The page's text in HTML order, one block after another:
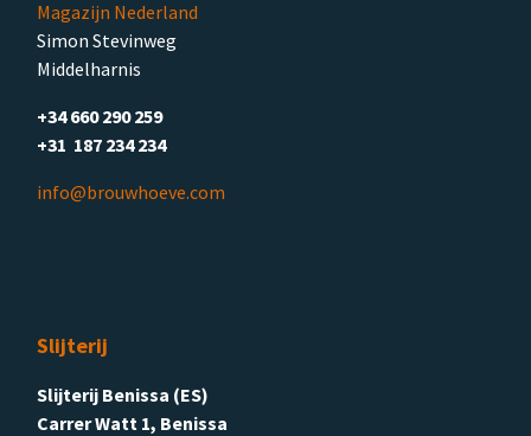
Magazijn Nederland
Simon Stevinweg
Middelharnis
+34 660 290 259
+31 187 234 234
info@brouwhoeve.com
Slijterij
Slijterij Benissa (ES)
Carrer Watt 1, Benissa